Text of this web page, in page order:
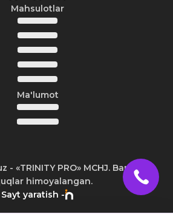
Mahsulotlar
Ma'lumot
- «TRINITY PRO» MCHJ. Barcha
himoyalangan.
Sayt yaratish -